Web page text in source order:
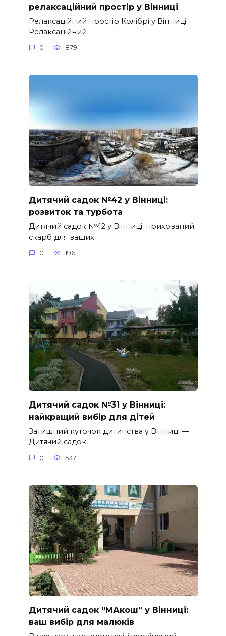
релаксаційний простір у Вінниці
Релаксаційний простір Колібрі у Вінниці
Релаксаційний
0 879
Дитячий садок №42 у Вінниці:
розвиток та турбота
Дитячий садок №42 у Вінниці: прихований
скарб для ваших
0 196
Дитячий садок №31 у Вінниці:
найкращий вибір для дітей
Затишний куточок дитинства у Вінниці —
Дитячий садок
0 537
Дитячий садок “МАкош” у Вінниці:
ваш вибір для малюків